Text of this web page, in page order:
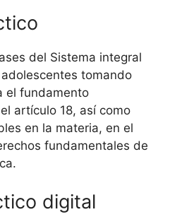
del Sistema integral
tomando
el fundamento
artículo 18, así como
en la materia, en el
fundamentales de
digital